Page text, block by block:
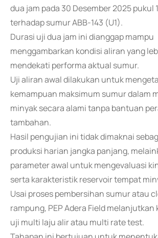
dua jam pada 30 Desember 2025 pukul
terhadap sumur ABB-143 (U1).
Durasi uji dua jam ini dianggap mampu
menggambarkan kondisi aliran yang
mendekati performa aktual sumur.
Uji aliran awal dilakukan untuk
kemampuan maksimum sumur dalam
minyak secara alami tanpa bantuan
tambahan.
Hasil pengujian ini tidak dimaknai
produksi harian jangka panjang,
parameter awal untuk mengevaluasi
serta karakteristik reservoir tempat
Usai proses pembersihan sumur atau
rampung, PEP Adera Field
uji multi laju alir atau multi rate test.